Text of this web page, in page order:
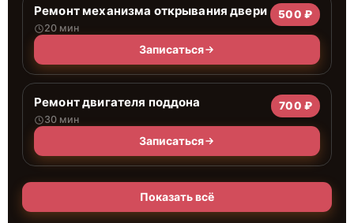
Ремонт механизма открывания двери
20 мин
500 ₽
Записаться
Ремонт двигателя поддона
30 мин
700 ₽
Записаться
Показать всё